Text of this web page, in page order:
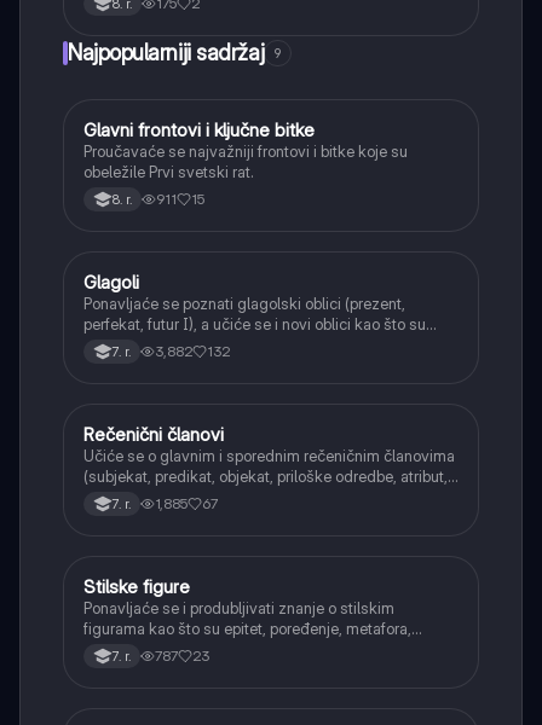
8. r.
Najpopularniji sadržaj 9
Istorija
Glavni frontovi i ključne bitke
Proučavaće se najvažniji frontovi i bitke koje su
obeležile Prvi svetski rat.
8. r. 911 15
Srpski jezik
Glagoli
Ponavljaće se poznati glagolski oblici (prezent,
perfekat, futur I), a učiće se i novi oblici kao što su
aorist, imperfekat, pluskvamperfekat, futur II, kao i
glagolski prilozi i pridevi.
7. r. 3,882 132
Srpski jezik
Rečenični članovi
Učiće se o glavnim i sporednim rečeničnim članovima
(subjekat, predikat, objekat, priloške odredbe, atribut,
apozicija) i njihovoj funkciji.
7. r. 1,885 67
Srpski jezik
Stilske figure
Ponavljaće se i produbljivati znanje o stilskim
figurama kao što su epitet, poređenje, metafora,
personifikacija, hiperbola, onomatopeja, aliteracija i
asonanca, razumevajući njihovu ulogu u tekstu.
7. r. 787 23